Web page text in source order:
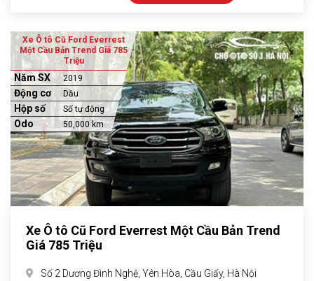
Xe Ô tô Cũ Ford Everrest
Một Cầu Bản Trend Giá 785
Triệu
Năm SX 2019
Động cơ Dầu
Hộp số Số tự động
Odo 50,000 km
Xe Ô tô Cũ Ford Everrest Một Cầu Bản Trend
Giá 785 Triệu
Số 2 Dương Đình Nghệ, Yên Hòa, Cầu Giấy, Hà Nội